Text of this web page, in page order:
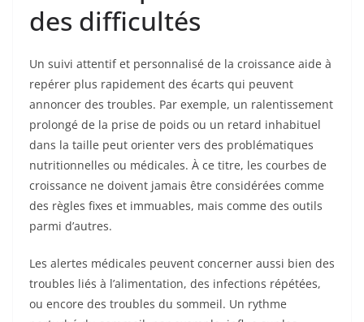
des difficultés
Un suivi attentif et personnalisé de la croissance aide à
repérer plus rapidement des écarts qui peuvent
annoncer des troubles. Par exemple, un ralentissement
prolongé de la prise de poids ou un retard inhabituel
dans la taille peut orienter vers des problématiques
nutritionnelles ou médicales. À ce titre, les courbes de
croissance ne doivent jamais être considérées comme
des règles fixes et immuables, mais comme des outils
parmi d’autres.
Les alertes médicales peuvent concerner aussi bien des
troubles liés à l’alimentation, des infections répétées,
ou encore des troubles du sommeil. Un rythme